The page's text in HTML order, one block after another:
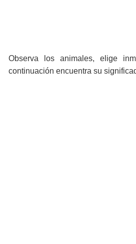
Observa los animales, elige
continuación encuentra su